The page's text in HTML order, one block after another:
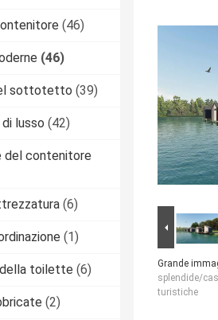
(46)
(46)
sottotetto (39)
lusso (42)
del contenitore
(6)
(1)
toilette (6)
(2)
Grande
splendide/
turistiche